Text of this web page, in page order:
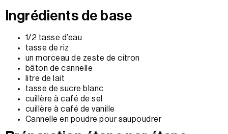
Ingrédients de base
1/2 tasse d’eau
tasse de riz
un morceau de zeste de citron
bâton de cannelle
litre de lait
tasse de sucre blanc
cuillère à café de sel
cuillère à café de vanille
Cannelle en poudre pour saupoudrer